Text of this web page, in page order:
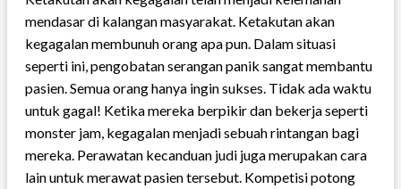
mendasar di kalangan masyarakat. Ketakutan akan
kegagalan membunuh orang apa pun. Dalam situasi
seperti ini, pengobatan serangan panik sangat membantu
pasien. Semua orang hanya ingin sukses. Tidak ada waktu
untuk gagal! Ketika mereka berpikir dan bekerja seperti
monster jam, kegagalan menjadi sebuah rintangan bagi
mereka. Perawatan kecanduan judi juga merupakan cara
lain untuk merawat pasien tersebut. Kompetisi potong